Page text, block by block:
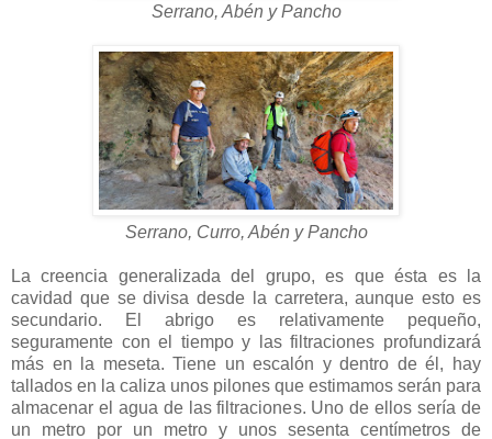
Serrano, Abén y Pancho
Serrano, Curro, Abén y Pancho
La creencia generalizada del grupo, es que ésta es la
cavidad que se divisa desde la carretera, aunque esto es
secundario. El abrigo es relativamente pequeño,
seguramente con el tiempo y las filtraciones profundizará
más en la meseta. Tiene un escalón y dentro de él, hay
tallados en la caliza unos pilones que estimamos serán para
almacenar el agua de las filtraciones. Uno de ellos sería de
un metro por un metro y unos sesenta centímetros de